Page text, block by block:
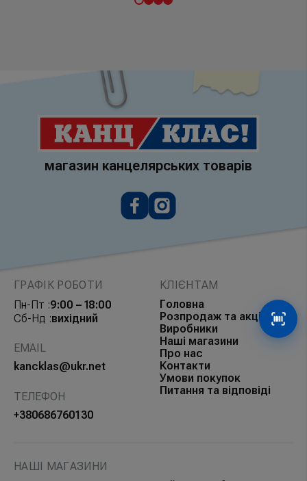
магазин канцелярських товарів
ГРАФІК РОБОТИ
Пн-Пт :9:00 – 18:00
Сб-Нд :вихідний
EMAIL
kancklas@ukr.net
ТЕЛЕФОН
+380686760130
КЛІЄНТАМ
Головна
Розпродаж та акції
Виробники
Наші магазини
Про нас
Контакти
Умови покупок
Питання та відповіді
НАШІ МАГАЗИНИ